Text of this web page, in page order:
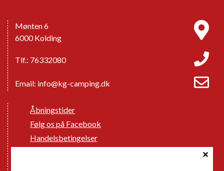
Mønten 6
6000 Kolding
Tlf.: 76332080
Email: info@kg-camping.dk
Åbningstider
Følg os på Facebook
Handelsbetingelser